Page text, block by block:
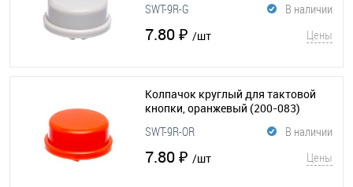
В наличии
SWT-9R-G
7.80 ₽ /шт Цены
Колпачок круглый для тактовой
кнопки, оранжевый (200-083)
В наличии
SWT-9R-OR
7.80 ₽ /шт Цены